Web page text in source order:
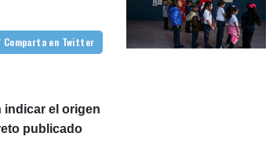
Comparta en Twitter
indicar el origen
publicado